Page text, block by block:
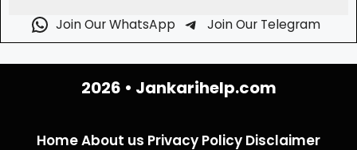
Join Our WhatsApp Join Our Telegram
2026 • Jankarihelp.com
HomeAbout us Privacy Policy Disclaimer